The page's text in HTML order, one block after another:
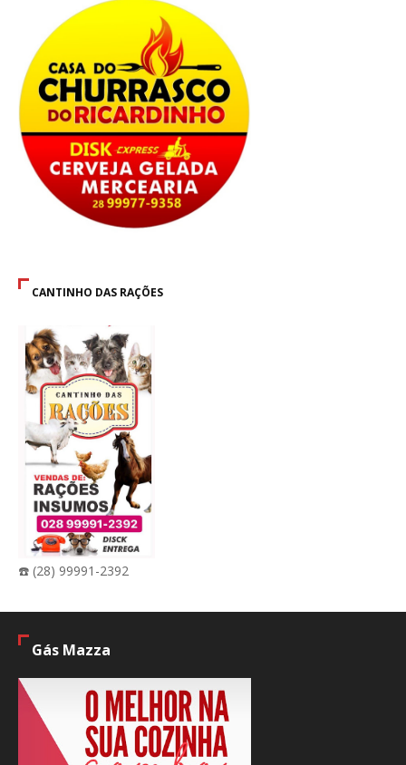
CANTINHO DAS RAÇÕES
☎️ (28) 99991-2392
Gás Mazza